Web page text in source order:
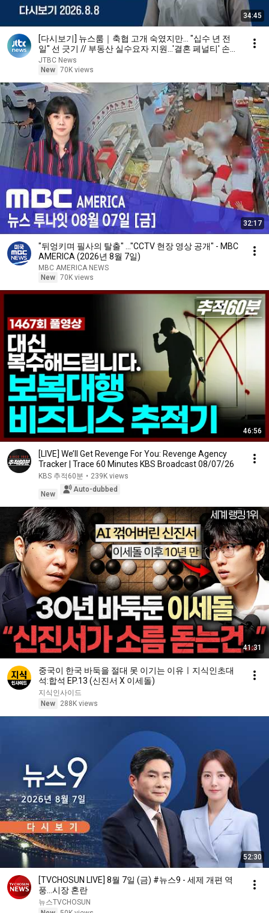
34:45
[다시보기] 뉴스룸｜축협 고개 숙였지만… "십수 년 전
일" 선 긋기 // 부동산 실수요자 지원…'결혼 페널티' 손본
다 (26.8.8) / JTBC News
JTBC News
New 70K views
32:17
"뒤엉키며 필사의 탈출" ..."CCTV 현장 영상 공개" - MBC
AMERICA (2026년 8월 7일)
MBC AMERICA NEWS
New 70K views
46:56
[LIVE] We’ll Get Revenge For You: Revenge Agency
Tracker | Trace 60 Minutes KBS Broadcast 08/07/26
KBS 추적60분 • 239K views
New
Auto-dubbed
41:31
중국이 한국 바둑을 절대 못 이기는 이유ㅣ지식인초대
석:합석 EP.13 (신진서 X 이세돌)
지식인사이드
New
288K views
52:30
[TVCHOSUN LIVE] 8월 7일 (금) #뉴스9 - 세제 개편 역
풍…시장 혼란
뉴스TVCHOSUN